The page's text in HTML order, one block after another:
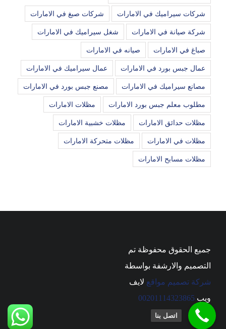
شركات سيراميك في الامارات شركات صبغ في الامارات
شركة صيانة في الامارات شغل سيراميك في الامارات
صباغ في الامارات صيانه في الامارات
عمال جبس بورد في الامارات عمال سيراميك في الامارات
مصانع سيراميك في الامارات مصنع جبس بورد في الامارات
مطلوب معلم جبس بورد الامارات مظلات الامارات
مظلات حدائق الامارات مظلات خشبية الامارات
مظلات في الامارات مظلات متحركة الامارات
مظلات مسابح الامارات
جميع الحقوق محفوظة تم
التصميم والارشفة بواسطة
شركة تصميم مواقع لايف
ويب 00201114323865
اتصل بنا